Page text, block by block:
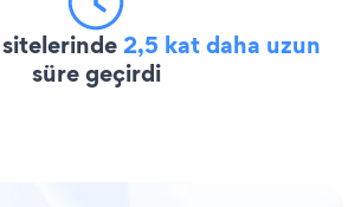
2,5 kat daha uzun
süre geçirdi